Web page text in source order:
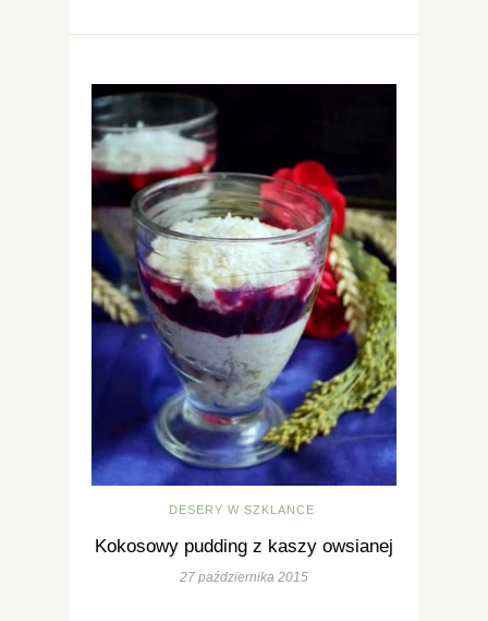
DESERY W SZKLANCE
Kokosowy pudding z kaszy owsianej
27 października 2015